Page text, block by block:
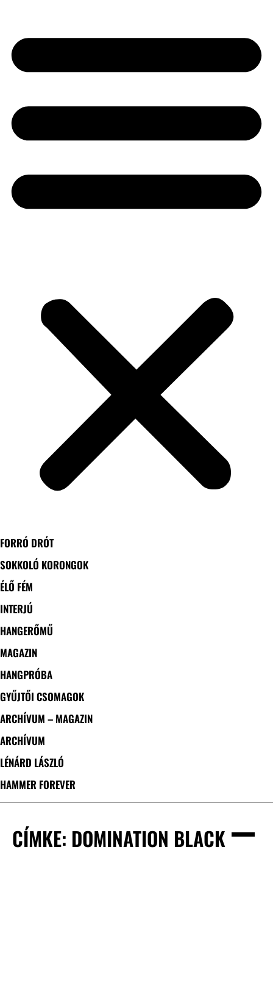
FORRÓ DRÓT
SOKKOLÓ KORONGOK
ÉLŐ FÉM
INTERJÚ
HANGERŐMŰ
MAGAZIN
HANGPRÓBA
GYŰJTŐI CSOMAGOK
ARCHÍVUM – MAGAZIN
ARCHÍVUM
LÉNÁRD LÁSZLÓ
HAMMER FOREVER
CÍMKE: DOMINATION BLACK